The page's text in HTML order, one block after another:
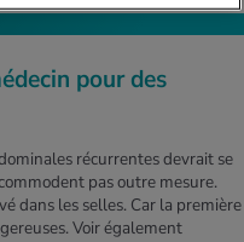
pour des
récurrentes devrait se
pas outre mesure.
dans les selles. Car la première
Voir également